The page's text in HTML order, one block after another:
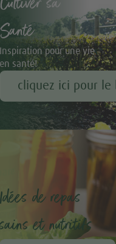
Santé
Inspiration pour une vie
en santé!
cliquez ici pour le
Idées de repas
sains et nutritifs